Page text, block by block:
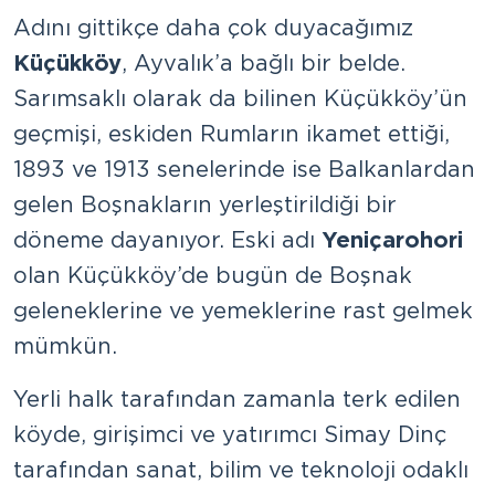
Adını gittikçe daha çok duyacağımız
Küçükköy, Ayvalık’a bağlı bir belde.
Sarımsaklı olarak da bilinen Küçükköy’ün
geçmişi, eskiden Rumların ikamet ettiği,
1893 ve 1913 senelerinde ise Balkanlardan
gelen Boşnakların yerleştirildiği bir
döneme dayanıyor. Eski adı Yeniçarohori
olan Küçükköy’de bugün de Boşnak
geleneklerine ve yemeklerine rast gelmek
mümkün.
Yerli halk tarafından zamanla terk edilen
köyde, girişimci ve yatırımcı Simay Dinç
tarafından sanat, bilim ve teknoloji odaklı